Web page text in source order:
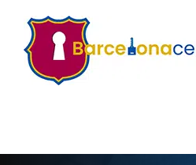
contenido